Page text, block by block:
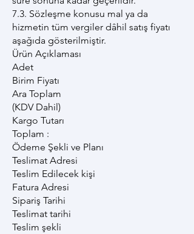
7.3. Sözleşme konusu mal ya da
hizmetin tüm vergiler dâhil satış fiyatı
aşağıda gösterilmiştir.
Ürün Açıklaması
Adet
Birim Fiyatı
Ara Toplam
(KDV Dahil)
Kargo Tutarı
Toplam :
Ödeme Şekli ve Planı
Teslimat Adresi
Teslim Edilecek kişi
Fatura Adresi
Sipariş Tarihi
Teslimat tarihi
Teslim şekli